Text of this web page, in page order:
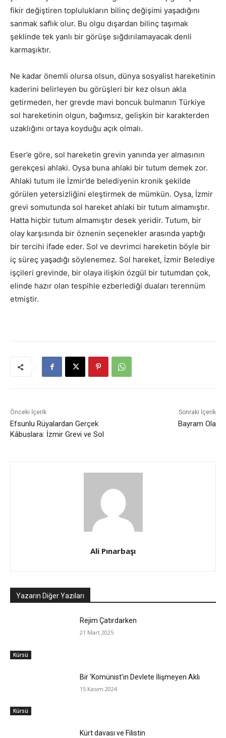
fikir değiştiren toplulukların bilinç değişimi yaşadığını
sanmak saflık olur. Bu olgu dışardan bilinç taşımak
şeklinde tek yanlı bir görüşe sığdırılamayacak denli
karmaşıktır.
Ne kadar önemli olursa olsun, dünya sosyalist hareketinin
kaderini belirleyen bu görüşleri bir kez olsun akla
getirmeden, her grevde mavi boncuk bulmanın Türkiye
sol hareketinin olgun, bağımsız, gelişkin bir karakterden
uzaklığını ortaya koyduğu açık olmalı.
Eser’e göre, sol hareketin grevin yanında yer almasının
gerekçesi ahlaki. Oysa buna ahlaki bir tutum demek zor.
Ahlaki tutum ile İzmir’de belediyenin kronik şekilde
görülen yetersizliğini eleştirmek de mümkün. Oysa, İzmir
grevi somutunda sol hareket ahlaki bir tutum almamıştır.
Hatta hiçbir tutum almamıştır desek yeridir. Tutum, bir
olay karşısında bir öznenin seçenekler arasında yaptığı
bir tercihi ifade eder. Sol ve devrimci hareketin böyle bir
iç süreç yaşadığı söylenemez. Sol hareket, İzmir Belediye
işçileri grevinde, bir olaya ilişkin özgül bir tutumdan çok,
elinde hazır olan tespihle ezberlediği duaları terennüm
etmiştir.
Önceki İçerik
Efsunlu Rüyalardan Gerçek
Kâbuslara: İzmir Grevi ve Sol
Sonraki İçerik
Bayram Ola
Ali Pınarbaşı
Yazarın Diğer Yazıları
Kürsü
Rejim Çatırdarken
21 Mart 2025
Kürsü
Bir ‘Komünist’in Devlete İlişmeyen Aklı
15 Kasım 2024
Kürt davası ve Filistin